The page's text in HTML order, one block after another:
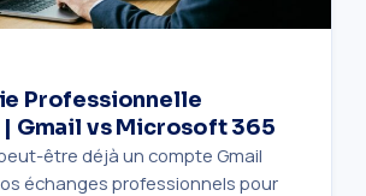
Professionnelle
Gmail vs Microsoft 365
être déjà un compte Gmail
échanges professionnels pour